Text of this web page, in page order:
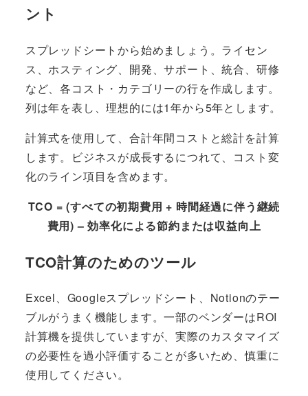
ント
スプレッドシートから始めましょう。ライセン
ス、ホスティング、開発、サポート、統合、研修
など、各コスト・カテゴリーの行を作成します。
列は年を表し、理想的には1年から5年とします。
計算式を使用して、合計年間コストと総計を計算
します。ビジネスが成長するにつれて、コスト変
化のライン項目を含めます。
TCO = (すべての初期費用 + 時間経過に伴う継続
費用) – 効率化による節約または収益向上
TCO計算のためのツール
Excel、Googleスプレッドシート、Notionのテー
ブルがうまく機能します。一部のベンダーはROI
計算機を提供していますが、実際のカスタマイズ
の必要性を過小評価することが多いため、慎重に
使用してください。